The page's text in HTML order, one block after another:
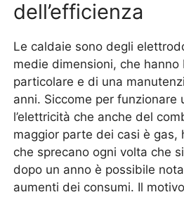
dell’efficienza
Le caldaie sono degli
medie dimensioni, che
particolare e di una
anni. Siccome per funzionare
l’elettricità che anche del
maggior parte dei casi è gas,
che sprecano ogni volta che
dopo un anno è possibile
aumenti dei consumi. Il